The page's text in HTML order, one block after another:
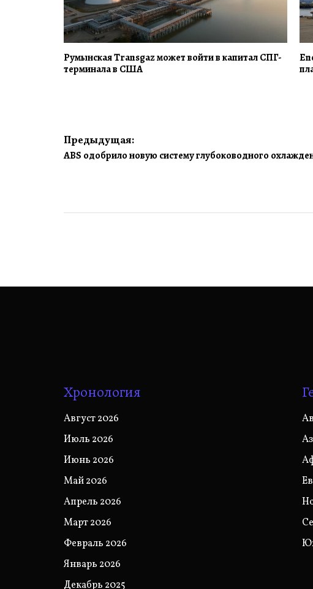
Румынская Transgaz может войти в капитал СПГ-
терминала в США
Навигация
Предыдущая:
ABS одобрило новую систему глубоководного
Хронология
Август 2026
Июль 2026
Июнь 2026
Май 2026
Апрель 2026
Март 2026
Февраль 2026
Январь 2026
Декабрь 2025